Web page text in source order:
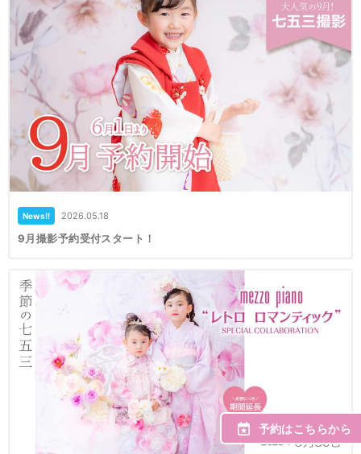
News!! 2026.05.18
9月撮影予約受付スタート！
予約はこちらから